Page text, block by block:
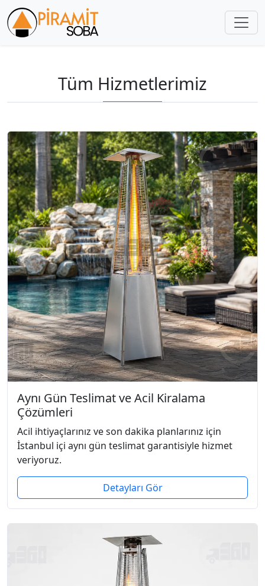
Tüm Hizmetlerimiz
Aynı Gün Teslimat ve Acil Kiralama
Çözümleri
Acil ihtiyaçlarınız ve son dakika planlarınız için
İstanbul içi aynı gün teslimat garantisiyle hizmet
veriyoruz.
Detayları Gör